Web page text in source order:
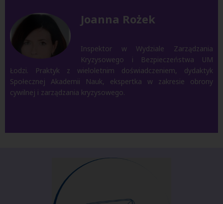
Joanna Rożek
Inspektor w Wydziale Zarządzania
Kryzysowego i Bezpieczeństwa UM
Łodzi. Praktyk z wieloletnim doświadczeniem, dydaktyk
Społecznej Akademii Nauk, ekspertka w zakresie obrony
cywilnej i zarządzania kryzysowego.